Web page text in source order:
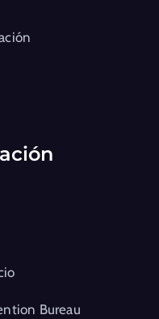
Bureau